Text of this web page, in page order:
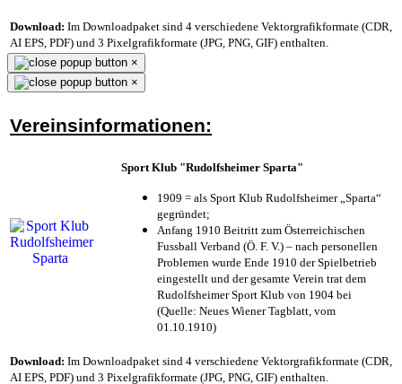
Download: Im Downloadpaket sind 4 verschiedene Vektorgrafikformate (CDR,
AI EPS, PDF) und 3 Pixelgrafikformate (JPG, PNG, GIF) enthalten.
×
×
Vereinsinformationen:
Sport Klub "Rudolfsheimer Sparta"
1909 = als Sport Klub Rudolfsheimer „Sparta“
gegründet;
Anfang 1910 Beitritt zum Österreichischen
Fussball Verband (Ö. F. V.) – nach personellen
Problemen wurde Ende 1910 der Spielbetrieb
eingestellt und der gesamte Verein trat dem
Rudolfsheimer Sport Klub von 1904 bei
(Quelle: Neues Wiener Tagblatt, vom
01.10.1910)
Download: Im Downloadpaket sind 4 verschiedene Vektorgrafikformate (CDR,
AI EPS, PDF) und 3 Pixelgrafikformate (JPG, PNG, GIF) enthalten.